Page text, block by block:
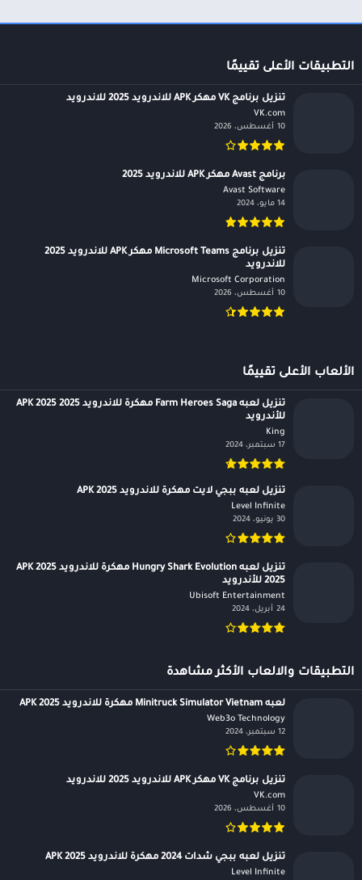
التطبيقات الأعلى تقييمًا
تنزيل برنامج VK مهكر APK للاندرويد 2025 للاندرويد
VK.com‏
10 أغسطس، 2026
برنامج Avast مهكر APK للاندرويد 2025
Avast Software‏
14 مايو، 2024
تنزيل برنامج Microsoft Teams مهكر APK للاندرويد 2025
للاندرويد
Microsoft Corporation‏
10 أغسطس، 2026
الألعاب الأعلى تقييمًا
تنزيل لعبه Farm Heroes Saga مهكرة للاندرويد APK 2025 2025
للأندرويد
King‏
17 سبتمبر، 2024
تنزيل لعبه ببجي لايت مهكرة للاندرويد APK 2025
Level Infinite‏
30 يونيو، 2024
تنزيل لعبه Hungry Shark Evolution مهكرة للاندرويد APK 2025
2025 للأندرويد
Ubisoft Entertainment‏
24 أبريل، 2024
التطبيقات والالعاب الأكثر مشاهدة
لعبه Minitruck Simulator Vietnam مهكرة للاندرويد APK 2025
Web3o Technology‏
12 سبتمبر، 2024
تنزيل برنامج VK مهكر APK للاندرويد 2025 للاندرويد
VK.com‏
10 أغسطس، 2026
تنزيل لعبه ببجي شدات 2024 مهكرة للاندرويد APK 2025
Level Infinite‏